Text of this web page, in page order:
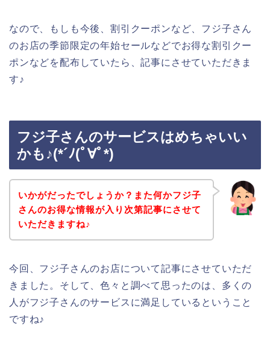
なので、もしも今後、割引クーポンなど、フジ子さん
のお店の季節限定の年始セールなどでお得な割引クー
ポンなどを配布していたら、記事にさせていただきま
す♪
フジ子さんのサービスはめちゃいい
かも♪(*´ﾉ(ﾟ∀ﾟ*)
いかがだったでしょうか？また何かフジ子
さんのお得な情報が入り次第記事にさせて
いただきますね♪
今回、フジ子さんのお店について記事にさせていただ
きました。そして、色々と調べて思ったのは、多くの
人がフジ子さんのサービスに満足しているということ
ですね♪